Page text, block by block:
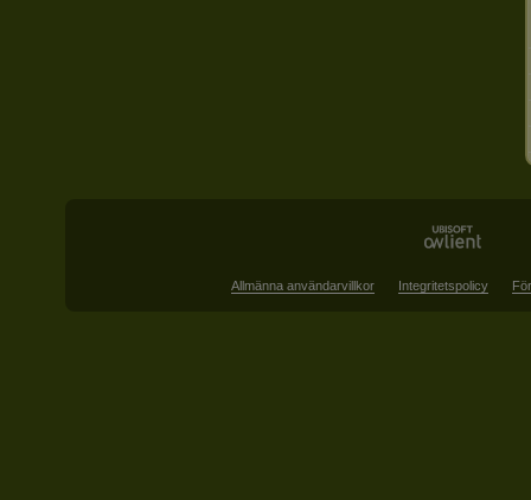
Allmänna användarvillkor Integritetspolicy